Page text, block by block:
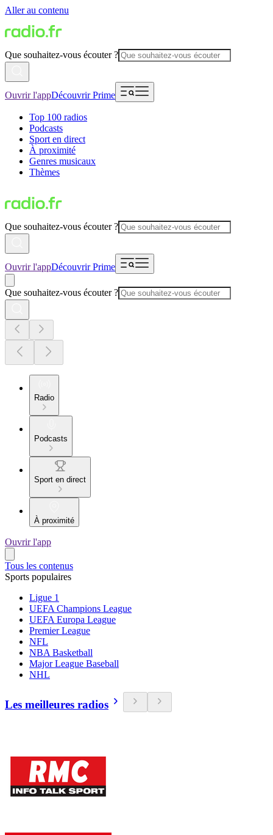
Aller au contenu
Que souhaitez-vous écouter ?
Ouvrir l'appDécouvrir Prime
Top 100 radios
Podcasts
Sport en direct
À proximité
Genres musicaux
Thèmes
Que souhaitez-vous écouter ?
Ouvrir l'appDécouvrir Prime
Que souhaitez-vous écouter ?
Radio
Podcasts
Sport en direct
À proximité
Ouvrir l'app
Tous les contenus
Sports populaires
Ligue 1
UEFA Champions League
UEFA Europa League
Premier League
NFL
NBA Basketball
Major League Baseball
NHL
Les meilleures radios